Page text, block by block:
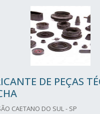
DE PEÇAS
CAETANO DO SUL - SP